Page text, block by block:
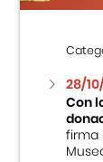
28/
Con
firma